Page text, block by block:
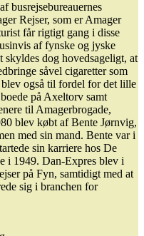
busrejsebureauernes
Rejser, som er Amager
får rigtigt gang i disse
af fynske og jyske
dog hovedsageligt, at
såvel cigaretter som
også til fordel for det lille
på Axeltorv samt
til Amagerbrogade,
blev købt af Bente Jørnvig,
med sin mand. Bente var i
sin karriere hos De
i 1949. Dan-Expres blev i
på Fyn, samtidigt med at
sig i branchen for